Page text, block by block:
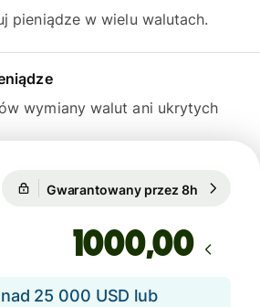
pieniądze w wielu walutach.
wymiany walut ani ukrytych
Gwarantowany przez 8h
,00
25 000 USD lub